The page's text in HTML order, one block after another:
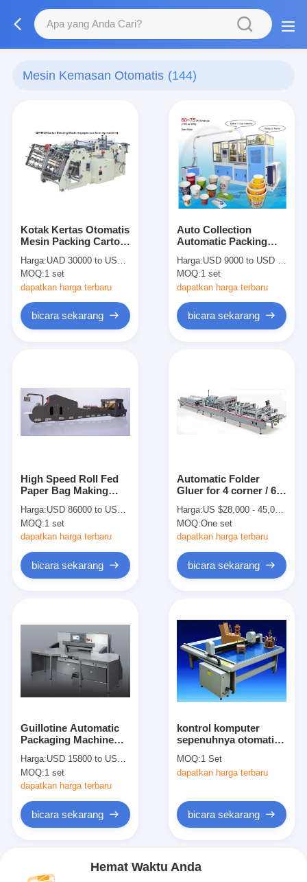
Mesin Kemasan Otomatis (144)
Kotak Kertas Otomatis
Mesin Packing Carton
Untuk Hamburger Box
Harga:UAD 30000 to USD 38500 PER SET
MOQ:1 set
dapatkan harga terbaru
bicara sekarang
Auto Collection
Automatic Packing
Forming Machine
12/32 Oz Kapasitas
Harga:USD 9000 to USD 17500 PER SET
MOQ:1 set
dapatkan harga terbaru
bicara sekarang
High Speed Roll Fed
Paper Bag Making
Square Bottom bag
making
Harga:USD 86000 to USD 140000 PER SET
MOQ:1 set
dapatkan harga terbaru
bicara sekarang
Automatic Folder
Gluer for 4 corner / 6
bottom and Pre
folding width 880mm
Harga:US $28,000 - 45,000 / Set
MOQ:One set
dapatkan harga terbaru
bicara sekarang
Guillotine Automatic
Packaging Machine
touch screen with 6
language LCD
Single/Double
Harga:USD 15800 to USD 28800 per set
MOQ:1 set
dapatkan harga terbaru
bicara sekarang
kontrol komputer
sepenuhnya otomatis
Contoh pembuat
mesin Bukti
MOQ:1 Set
dapatkan harga terbaru
bicara sekarang
Hemat Waktu Anda